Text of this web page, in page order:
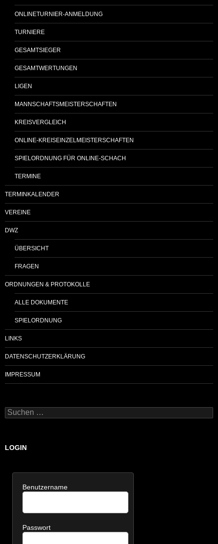
ONLINETURNIER-ANMELDUNG
TURNIERE
GESAMTSIEGER
GESAMTWERTUNGEN
LIGEN
MANNSCHAFTSMEISTERSCHAFTEN
KREISVERGLEICH
ONLINE-KREISEINZELMEISTERSCHAFTEN
SPIELORDNUNG FÜR ONLINE-SCHACH
TERMINE
TERMINKALENDER
VEREINE
DWZ
ÜBERSICHT
FRAGEN
ORDNUNGEN & PROTOKOLLE
ALLE DOKUMENTE
SPIELORDNUNG
LINKS
DATENSCHUTZERKLÄRUNG
IMPRESSUM
Suchen
nach:
LOGIN
Benutzername
Passwort